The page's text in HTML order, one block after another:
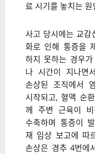
료 시기를 놓치는 원
사고 당시에는 교감
화로 인해 통증을
하지 못하는 경우
나 시간이 지나면
손상된 조직에서
시작되고, 혈액 순
께 주변 근육이 비
수축하며 통증이
재 임상 보고에 따
손상은 경추 4번에